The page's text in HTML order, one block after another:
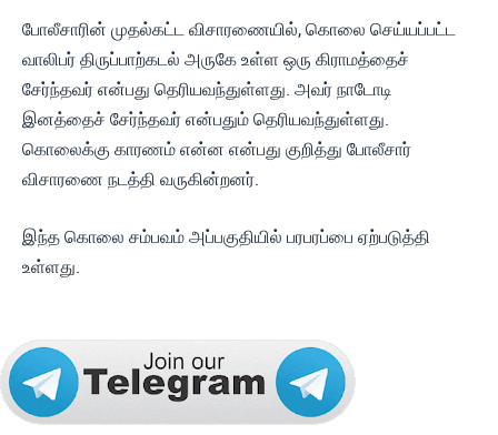
போலீசாரின் முதல்கட்ட விசாரணையில், கொலை செய்யப்பட்ட
வாலிபர் திருப்பாற்கடல் அருகே உள்ள ஒரு கிராமத்தைச்
சேர்ந்தவர் என்பது தெரியவந்துள்ளது. அவர் நாடோடி
இனத்தைச் சேர்ந்தவர் என்பதும் தெரியவந்துள்ளது.
கொலைக்கு காரணம் என்ன என்பது குறித்து போலீசார்
விசாரணை நடத்தி வருகின்றனர்.
இந்த கொலை சம்பவம் அப்பகுதியில் பரபரப்பை ஏற்படுத்தி
உள்ளது.